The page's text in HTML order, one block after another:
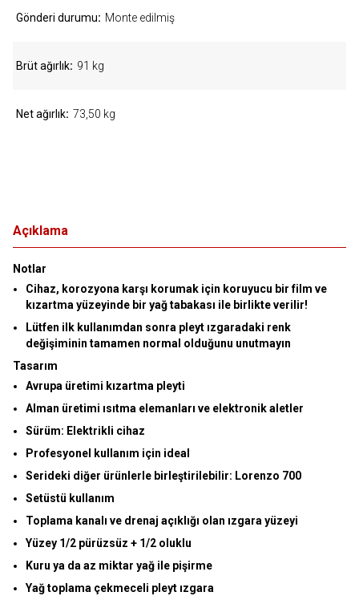
Açıklama
Notlar
Cihaz, korozyona karşı korumak için koruyucu bir film ve
kızartma yüzeyinde bir yağ tabakası ile birlikte verilir!
Lütfen ilk kullanımdan sonra pleyt ızgaradaki renk
değişiminin tamamen normal olduğunu unutmayın
Tasarım
Avrupa üretimi kızartma pleyti
Alman üretimi ısıtma elemanları ve elektronik aletler
Sürüm: Elektrikli cihaz
Profesyonel kullanım için ideal
Serideki diğer ürünlerle birleştirilebilir: Lorenzo 700
Setüstü kullanım
Toplama kanalı ve drenaj açıklığı olan ızgara yüzeyi
Yüzey 1/2 pürüzsüz + 1/2 oluklu
Kuru ya da az miktar yağ ile pişirme
Yağ toplama çekmeceli pleyt ızgara
Gönderi durumu Monte edilmiş
Brüt ağırlık 91 kg
Net ağırlık 73,50 kg